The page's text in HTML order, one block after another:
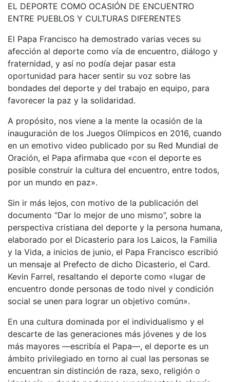
EL DEPORTE COMO OCASIÓN DE ENCUENTRO
ENTRE PUEBLOS Y CULTURAS DIFERENTES
El Papa Francisco ha demostrado varias veces su
afección al deporte como vía de encuentro, diálogo y
fraternidad, y así no podía dejar pasar esta
oportunidad para hacer sentir su voz sobre las
bondades del deporte y del trabajo en equipo, para
favorecer la paz y la solidaridad.
A propósito, nos viene a la mente la ocasión de la
inauguración de los Juegos Olímpicos en 2016, cuando
en un emotivo video publicado por su Red Mundial de
Oración, el Papa afirmaba que «con el deporte es
posible construir la cultura del encuentro, entre todos,
por un mundo en paz».
Sin ir más lejos, con motivo de la publicación del
documento “Dar lo mejor de uno mismo”, sobre la
perspectiva cristiana del deporte y la persona humana,
elaborado por el Dicasterio para los Laicos, la Familia
y la Vida, a inicios de junio, el Papa Francisco escribió
un mensaje al Prefecto de dicho Dicasterio, el Card.
Kevin Farrel, resaltando el deporte como «lugar de
encuentro donde personas de todo nivel y condición
social se unen para lograr un objetivo común».
En una cultura dominada por el individualismo y el
descarte de las generaciones más jóvenes y de los
más mayores —escribía el Papa—, el deporte es un
ámbito privilegiado en torno al cual las personas se
encuentran sin distinción de raza, sexo, religión o